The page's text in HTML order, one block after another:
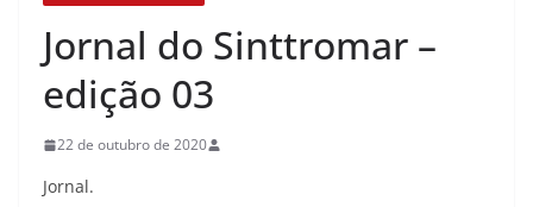
Jornal do Sinttromar –
edição 03
22 de outubro de 2020
Jornal.